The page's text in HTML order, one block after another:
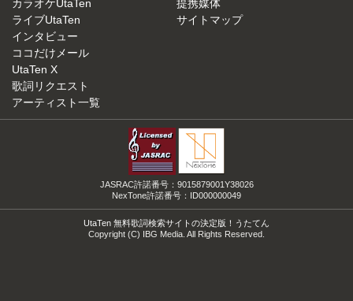
カラオケUtaTen
ライブUtaTen
インタビュー
ココだけメール
UtaTen X
歌詞リクエスト
アーティスト一覧
提携媒体
サイトマップ
JASRAC許諾番号：9015879001Y38026
NexTone許諾番号：ID000000049
UtaTen 無料歌詞検索サイトの決定版！うたてん
Copyright (C) IBG Media. All Rights Reserved.